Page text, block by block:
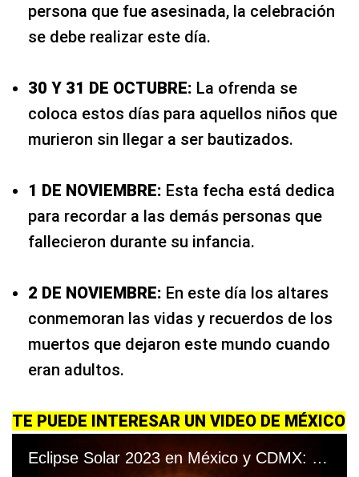
persona que fue asesinada, la celebración
se debe realizar este día.
30 Y 31 DE OCTUBRE: La ofrenda se
coloca estos días para aquellos niños que
murieron sin llegar a ser bautizados.
1 DE NOVIEMBRE: Esta fecha está dedica
para recordar a las demás personas que
fallecieron durante su infancia.
2 DE NOVIEMBRE: En este día los altares
conmemoran las vidas y recuerdos de los
muertos que dejaron este mundo cuando
eran adultos.
TE PUEDE INTERESAR UN VIDEO DE MÉXICO
Eclipse Solar 2023 en México y CDMX: mira el 'Anillo de Fuego' del 14 de octubre | Video: JCarlos_Valerio